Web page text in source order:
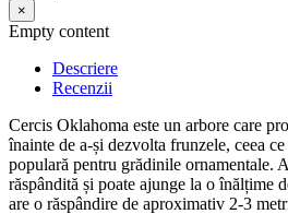
×
Empty content
Descriere
Recenzii
Cercis Oklahoma este un arbore care
înainte de a-și dezvolta frunzele, ceea
populară pentru grădinile ornamentale.
răspândită și poate ajunge la o înălțime
are o răspândire de aproximativ 2-3